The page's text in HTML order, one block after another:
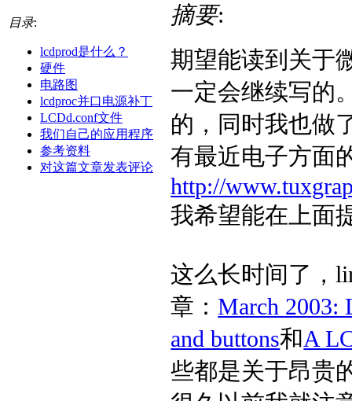
目录:
lcdprod是什么？
硬件
电路图
lcdproc并口电源补丁
LCDd.conf文件
我们自己的应用程序
参考资料
对这篇文章发表评论
摘要:
期望能读到关于
一定会继续写的
的，同时我也做
有最近电子方面
http://
我希望能在上面
这么长时间了，
章：March 2003:
and buttons和A
些都是关于昂贵